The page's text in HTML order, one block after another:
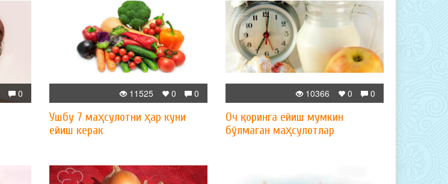
0 0
0
11525
Ушбу 7 маҳсулотни ҳар куни
ейиш керак
0
0
10366
Оч қоринга ейиш мумкин
бўлмаган маҳсулотлар